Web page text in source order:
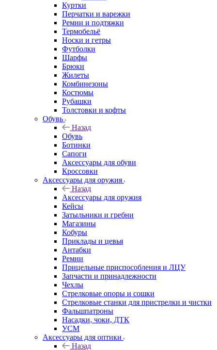
Куртки
Перчатки и варежки
Ремни и подтяжки
Термобельё
Носки и гетры
Футболки
Шарфы
Брюки
Жилеты
Комбинезоны
Костюмы
Рубашки
Толстовки и кофты
Обувь
Назад
Обувь
Ботинки
Сапоги
Аксессуары для обуви
Кроссовки
Аксессуары для оружия
Назад
Аксессуары для оружия
Кейсы
Затыльники и гребни
Магазины
Кобуры
Приклады и цевья
Антабки
Ремни
Прицельные приспособления и ЛЦУ
Запчасти и принадлежности
Чехлы
Стрелковые опоры и сошки
Стрелковые станки для пристрелки и чистки
Фальшпатроны
Насадки, чоки, ДТК
УСМ
Аксессуары для оптики
Назад